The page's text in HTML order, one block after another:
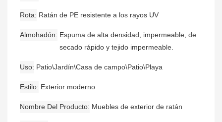
Rota Ratán de PE resistente a los rayos UV
Almohadón
Espuma de alta densidad, impermeable, de
secado rápido y tejido impermeable.
Uso Patio\Jardín\Casa de campo\Patio\Playa
Estilo Exterior moderno
Nombre Del Producto Muebles de exterior de ratán